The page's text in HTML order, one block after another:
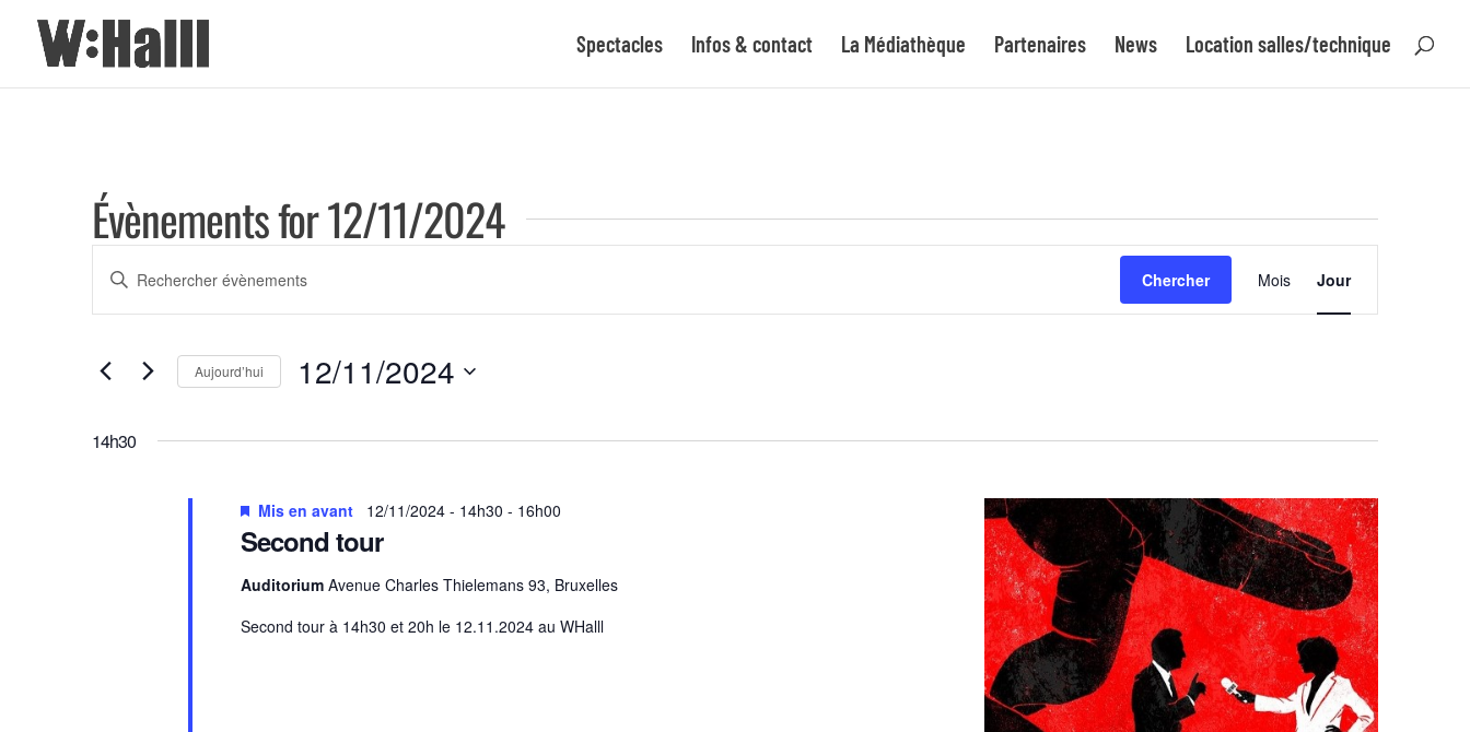
Spectacles Infos & contact La Médiathèque Partenaires News Location salles/technique
Évènements for 12/11/2024
Recherche
et
navigation
de
vues
Évènements
Saisir
Rechercher
Évènements
mot-
Chercher Navigation
de
Mois Jour
Aujourd’hui 12/11/2024
une
14h30
Second tour
Mis en avant 12/11/2024 - 14h30 - 16h00
Auditorium Avenue Charles Thielemans 93, Bruxelles
Second tour à 14h30 et 20h le 12.11.2024 au WHalll